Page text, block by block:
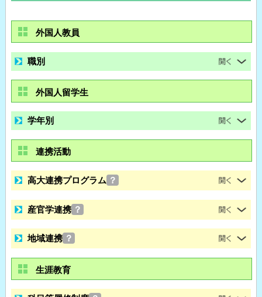
外国人教員
職別
外国人留学生
学年別
連携活動
高大連携プログラム ？
産官学連携 ？
地域連携 ？
生涯教育